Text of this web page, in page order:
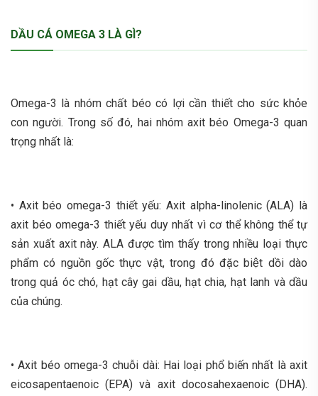
DẦU CÁ OMEGA 3 LÀ GÌ?
Omega-3 là nhóm chất béo có lợi cần thiết cho sức khỏe
con người. Trong số đó, hai nhóm axit béo Omega-3 quan
trọng nhất là:
• Axit béo omega-3 thiết yếu: Axit alpha-linolenic (ALA) là
axit béo omega-3 thiết yếu duy nhất vì cơ thể không thể tự
sản xuất axit này. ALA được tìm thấy trong nhiều loại thực
phẩm có nguồn gốc thực vật, trong đó đặc biệt dồi dào
trong quả óc chó, hạt cây gai dầu, hạt chia, hạt lanh và dầu
của chúng.
• Axit béo omega-3 chuỗi dài: Hai loại phổ biến nhất là axit
eicosapentaenoic (EPA) và axit docosahexaenoic (DHA).